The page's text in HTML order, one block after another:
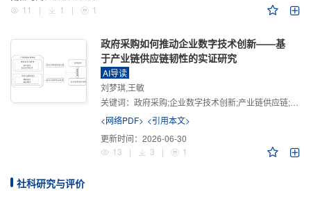
11
| 1 | 1
政府采购如何推动企业数字技术创新——基
于产业链供应链韧性的实证研究
AI导读
刘梦琪,王敏
关键词： 政府采购;企业数字技术创新;产业链供应链;产业链供应链韧性;需求侧财政政策
<网络PDF> <引用本文>
更新时间： 2026-06-30
13
| 3 | 1
社科研究与评价